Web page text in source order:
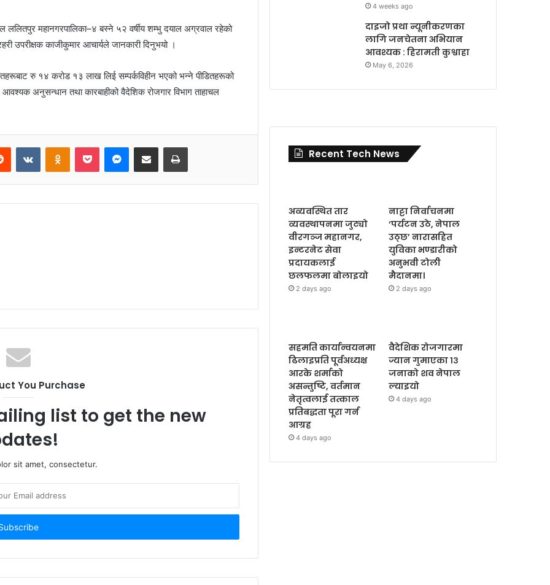
ललितपुर महानगरपालिका–४ बस्ने ५२ वर्षीय शम्भु दयाल अग्रवाल रहेको
उपरीक्षक काजीकुमार आचार्यले जानकारी दिनुभयो ।
रु १४ करोड १३ लाख लिई सम्पर्कविहीन भएको भन्ने पीडितहरूको
अनुसन्धान तथा कारबाहीको वैदेशिक रोजगार विभाग ताहाचल
You Purchase
list to get the new
sit amet, consectetur.
4 weeks ago
दाइजो प्रथा न्यूनीकरणका
लागि जनचेतना अभियान
आवश्यक : हिरामती कुश्वाहा
May 6, 2026
Recent Tech News
अव्यवस्थित तार
व्यवस्थापनमा जुट्यो
वीरगञ्ज महानगर,
इन्टरनेट सेवा
प्रदायकलाई
छलफलमा बोलाइयो
2 days ago
नाट्टा निर्वाचनमा
‘पर्यटन उठे, नेपाल
उठ्छ’ नारासहित
युविका भण्डारीको
अनुभवी टोली
मैदानमा।
2 days ago
सहमति कार्यान्वयनमा
ढिलाइप्रति पूर्वअध्यक्ष
आरके शर्माको
असन्तुष्टि, वर्तमान
नेतृत्वलाई तत्काल
प्रतिबद्धता पूरा गर्न
आग्रह
4 days ago
वैदेशिक रोजगारमा
ज्यान गुमाएका १३
जनाको शव नेपाल
ल्याइयो
4 days ago